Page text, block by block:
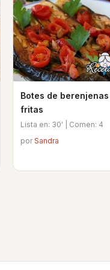
Botes de berenjenas
fritas
Lista en: 30' | Comen: 4
porSandra